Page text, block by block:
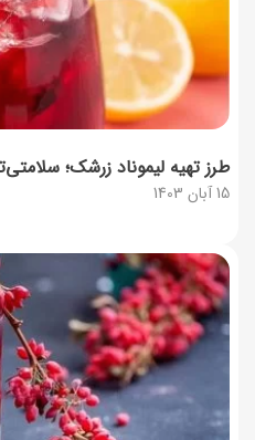
15 آبان 1403
طرز تهیه لیموناد زرشک؛